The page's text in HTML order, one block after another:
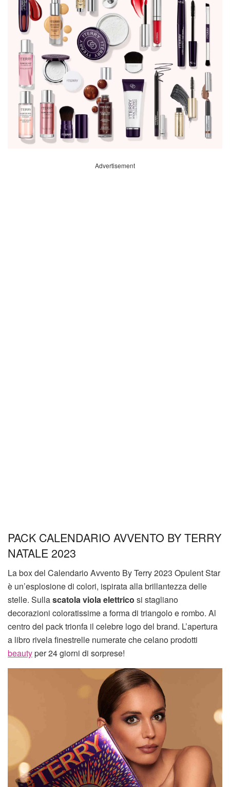
Advertisement
PACK CALENDARIO AVVENTO BY TERRY
NATALE 2023
La box del Calendario Avvento By Terry 2023 Opulent Star
è un’esplosione di colori, ispirata alla brillantezza delle
stelle. Sullascatola viola elettrico si stagliano
decorazioni coloratissime a forma di triangolo e rombo. Al
centro del pack trionfa il celebre logo del brand. L’apertura
a libro rivela finestrelle numerate che celano prodotti
beautyper 24 giorni di sorprese!